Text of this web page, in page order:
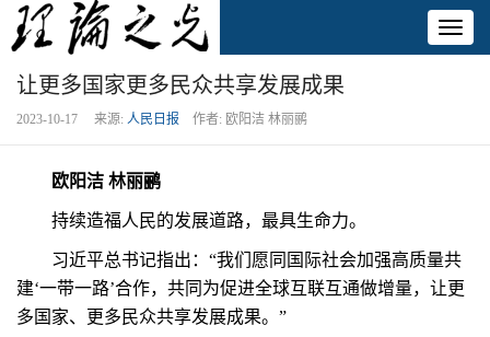
让更多国家更多民众共享发展成果
2023-10-17 来源: 人民日报 作者: 欧阳洁 林丽鹂
欧阳洁 林丽鹂
持续造福人民的发展道路，最具生命力。
习近平总书记指出：“我们愿同国际社会加强高质量共
建‘一带一路’合作，共同为促进全球互联互通做增量，让更
多国家、更多民众共享发展成果。”